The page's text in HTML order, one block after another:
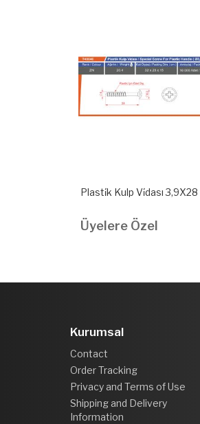
Plasti̇k Kulp Vi̇dası
Üyelere Özel
Kurumsal
Contact
Order Tracking
Privacy and Terms of Use
Shipping and Delivery
Information